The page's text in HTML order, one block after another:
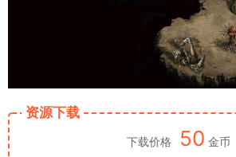
资源下载
下载价格 50 金币